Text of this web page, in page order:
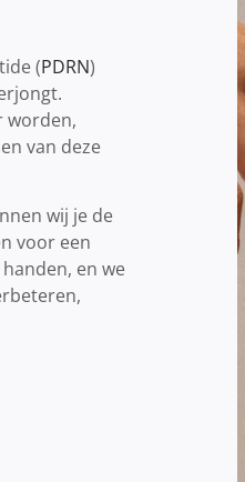
(PDRN)
worden,
van deze
wij je de
voor een
en we